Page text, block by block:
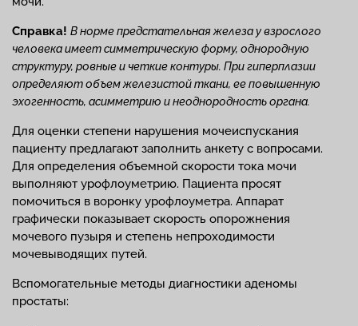
Справка! В норме предстательная железа у взрослого
человека имеет симметрическую форму, однородную
структуру, ровные и четкие контуры. При гиперплазии
определяют объем железистой ткани, ее повышенную
эхогенность, асимметрию и неоднородность органа.
Для оценки степени нарушения мочеиспускания
пациенту предлагают заполнить анкету с вопросами.
Для определения объемной скорости тока мочи
выполняют урофлоуметрию. Пациента просят
помочиться в воронку урофлоуметра. Аппарат
графически показывает скорость опорожнения
мочевого пузыря и степень непроходимости
мочевыводящих путей.
Вспомогательные методы диагностики аденомы
простаты: